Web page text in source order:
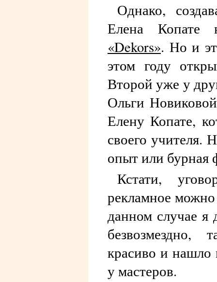
Однако,
Елена
«Dekors». Но и
этом году
Второй уже у
Ольги
Елену Копате,
своего учителя.
опыт или бурная
Кстати,
рекламное
данном случае я
безвозмездно,
красиво и
у мастеров.